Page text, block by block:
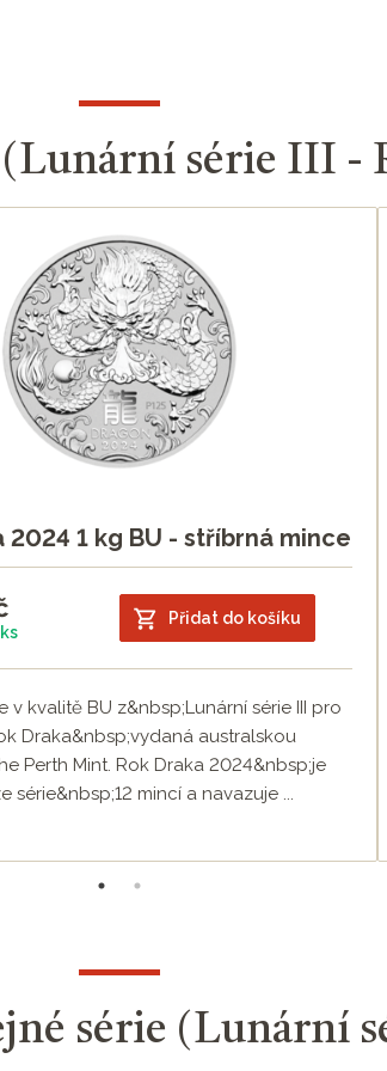
série III -
2024 1 kg BU - stříbrná mince
Přidat do košíku
v kvalitě BU z&nbsp;Lunární série III pro
Draka&nbsp;vydaná australskou
Perth Mint. Rok Draka 2024&nbsp;je
série&nbsp;12 mincí a navazuje ...
série (Lunární